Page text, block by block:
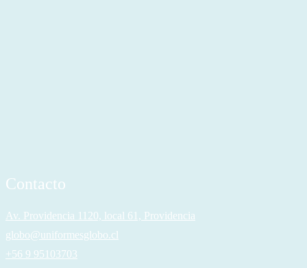
Contacto
Av. Providencia 1120, local 61, Providencia
globo@uniformesglobo.cl
+56 9 95103703